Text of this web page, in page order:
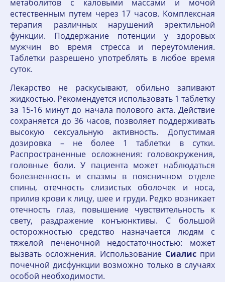
метаболитов с каловыми массами и мочой
естественным путем через 17 часов. Комплексная
терапия различных нарушений эректильной
функции. Поддержание потенции у здоровых
мужчин во время стресса и переутомления.
Таблетки разрешено употреблять в любое время
суток.
Лекарство не раскусывают, обильно запивают
жидкостью. Рекомендуется использовать 1 таблетку
за 15-16 минут до начала полового акта. Действие
сохраняется до 36 часов, позволяет поддерживать
высокую сексуальную активность. Допустимая
дозировка – не более 1 таблетки в сутки.
Распространенные осложнения: головокружения,
головные боли. У пациента может наблюдаться
болезненность и спазмы в поясничном отделе
спины, отечность слизистых оболочек и носа,
прилив крови к лицу, шее и груди. Редко возникает
отечность глаз, повышение чувствительность к
свету, раздражение конъюнктивы. С большой
осторожностью средство назначается людям с
тяжелой печеночной недостаточностью: может
вызвать осложнения. Использование Сиалиспри
почечной дисфункции возможно только в случаях
особой необходимости.